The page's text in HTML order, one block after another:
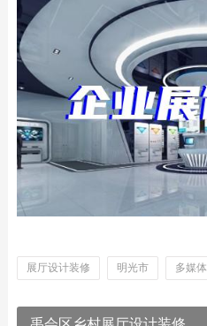
展厅设计装修 明光市 多媒体